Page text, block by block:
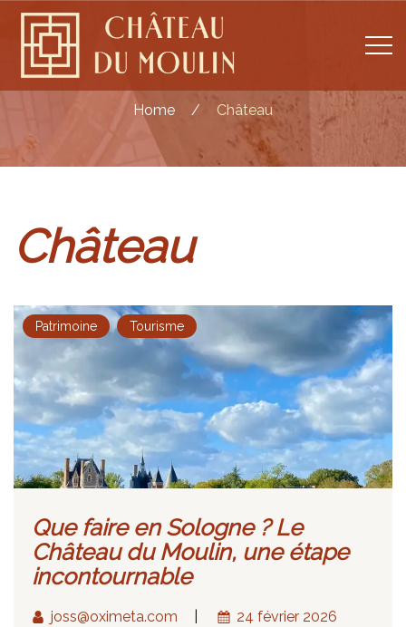
Home / Château
Château
Patrimoine Tourisme
Que faire en Sologne ? Le
Château du Moulin, une étape
incontournable
joss@oximeta.com 24 février 2026